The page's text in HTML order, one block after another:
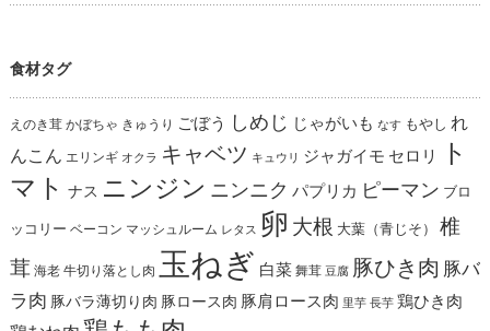
食材タグ
えのき茸 かぼちゃ きゅうり ごぼう しめじ じゃがいも なす もやし れ
んこん エリンギ オクラ キャベツ キュウリ ジャガイモ セロリ
ト
マト
ナス ニンジン ニンニク パプリカ ピーマン ブロ
ッコリー ベーコン マッシュルーム レタス 卵 大根 大葉（青じそ）
椎
茸 海老 牛切り落とし肉 玉ねぎ 白菜 舞茸 豆腐 豚ひき肉 豚バ
ラ肉 豚バラ薄切り肉 豚ロース肉 豚肩ロース肉 里芋 長芋 鶏ひき肉